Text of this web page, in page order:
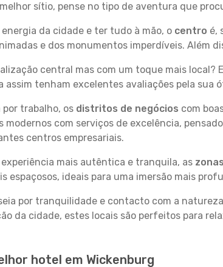
sítio, pense no tipo de aventura que
da cidade e ter tudo à mão, o centro é,
e dos monumentos imperdíveis. Além
central mas com um toque mais local?
assim tenham excelentes avaliações pela sua
trabalho, os distritos de negócios com
modernos com serviços de excelência,
centros empresariais.
mais autêntica e tranquila, as
espaçosos, ideais para uma imersão mais
por tranquilidade e contacto com a
da cidade, estes locais são perfeitos para
hotel em Wickenburg